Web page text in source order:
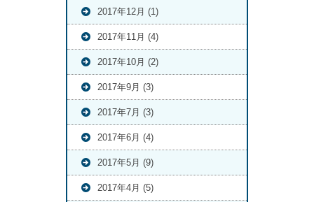
2017年12月 (1)
2017年11月 (4)
2017年10月 (2)
2017年9月 (3)
2017年7月 (3)
2017年6月 (4)
2017年5月 (9)
2017年4月 (5)